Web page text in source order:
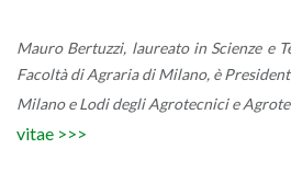
Mauro Ber­tuz­zi, lau­rea­to in Scien­ze e
Fa­col­tà di Agra­ria di Mi­la­no, è
Mi­la­no e Lodi degli Agro­tec­ni­ci e
vitae >>>